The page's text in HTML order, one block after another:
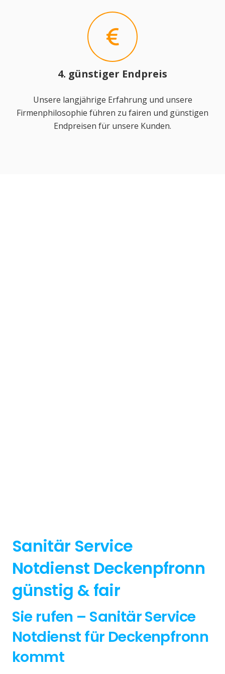
4. günstiger Endpreis
Unsere langjährige Erfahrung und unsere
Firmenphilosophie führen zu fairen und günstigen
Endpreisen für unsere Kunden.
Sanitär Service
Notdienst Deckenpfronn
günstig & fair
Sie rufen – Sanitär Service
Notdienst für Deckenpfronn
kommt